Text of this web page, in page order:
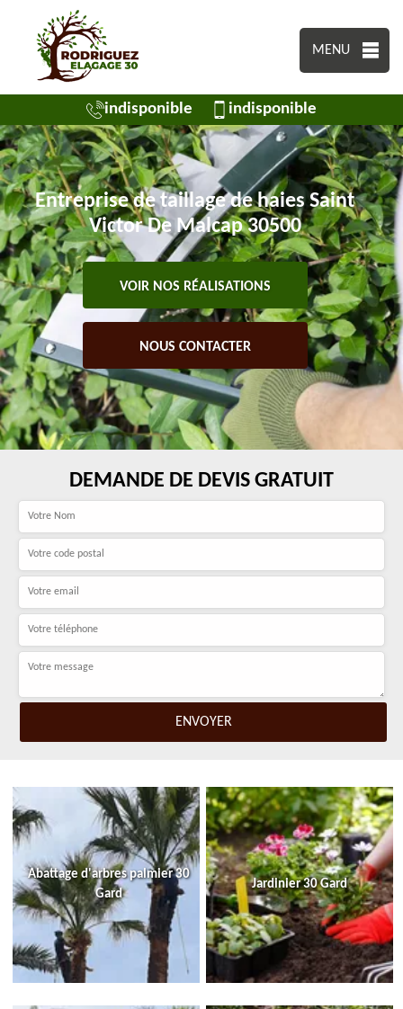
MENU
indisponible indisponible
Entreprise de taillage de haies Saint
Victor De Malcap 30500
VOIR NOS RÉALISATIONS
NOUS CONTACTER
DEMANDE DE DEVIS GRATUIT
Abattage d'arbres palmier 30
Gard
Jardinier 30 Gard